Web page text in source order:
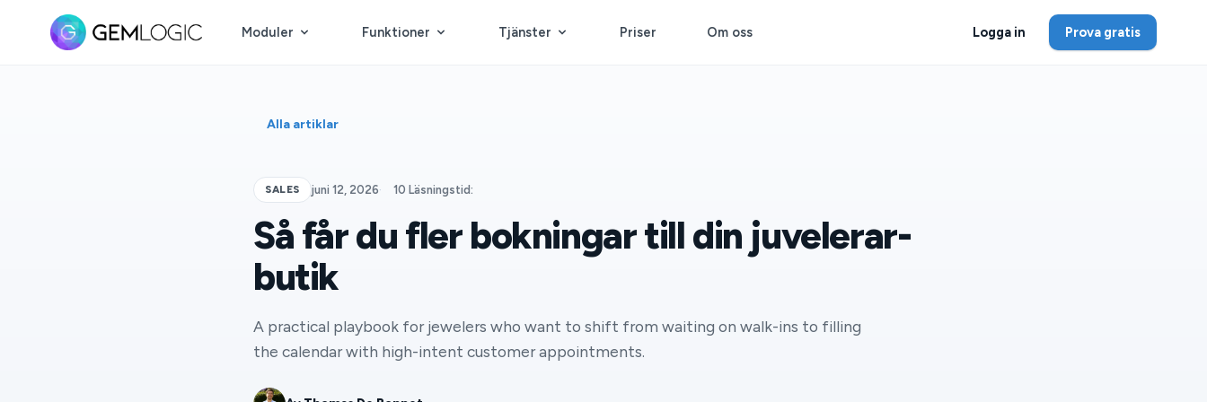
Moduler Funktioner Tjänster Priser Om oss Logga in Prova gratis
Alla artiklar
SALES juni 12, 2026· 10 Läsningstid:
Så får du fler bokningar till din juvelerar­
butik
A practical playbook for jewelers who want to shift from waiting on walk-ins to filling
the calendar with high-intent customer appointments.